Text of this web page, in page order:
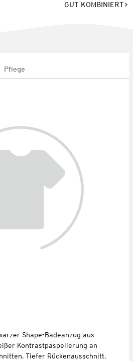
GUT KOMBINIERT
Pflege
Shape-Badeanzug aus
Kontrastpaspelierung an
Tiefer Rückenausschnitt.